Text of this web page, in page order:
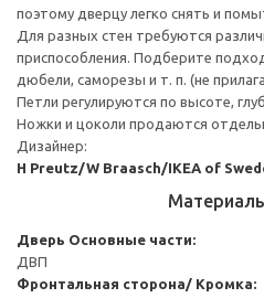
поэтому дверцу легко снять и
Для разных стен требуются
приспособления. Подберите
дюбели, саморезы и т. п. (не
Петли регулируются по высоте,
Ножки и цоколи продаются
Дизайнер:
H Preutz/W Braasch/IKEA of
Дверь Основные части:
ДВП
Фронтальная сторона/ Кромка: